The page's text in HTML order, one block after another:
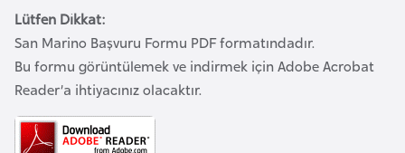
Lütfen Dikkat:
San Marino Başvuru Formu PDF formatındadır.
Bu formu görüntülemek ve indirmek için Adobe Acrobat
Reader’a ihtiyacınız olacaktır.
B
a
h
r
e